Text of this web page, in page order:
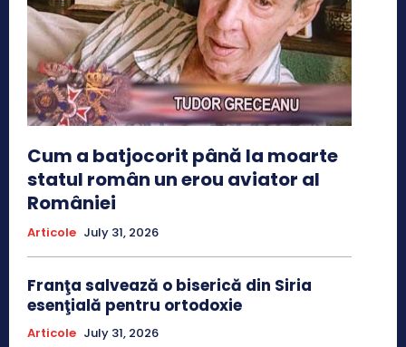
Cum a batjocorit până la moarte
statul român un erou aviator al
României
Articole July 31, 2026
Franţa salvează o biserică din Siria
esenţială pentru ortodoxie
Articole July 31, 2026